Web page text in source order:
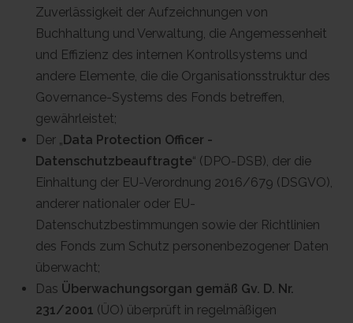
Zuverlässigkeit der Aufzeichnungen von
Buchhaltung und Verwaltung, die Angemessenheit
und Effizienz des internen Kontrollsystems und
andere Elemente, die die Organisationsstruktur des
Governance-Systems des Fonds betreffen,
gewährleistet;
Der „ Data Protection Officer -
Datenschutzbeauftragte“ (DPO-DSB), der die
Einhaltung der EU-Verordnung 2016/679 (DSGVO),
anderer nationaler oder EU-
Datenschutzbestimmungen sowie der Richtlinien
des Fonds zum Schutz personenbezogener Daten
überwacht;
Das Überwachungsorgan gemäß Gv. D. Nr.
231/2001 (ÜO) überprüft in regelmäßigen